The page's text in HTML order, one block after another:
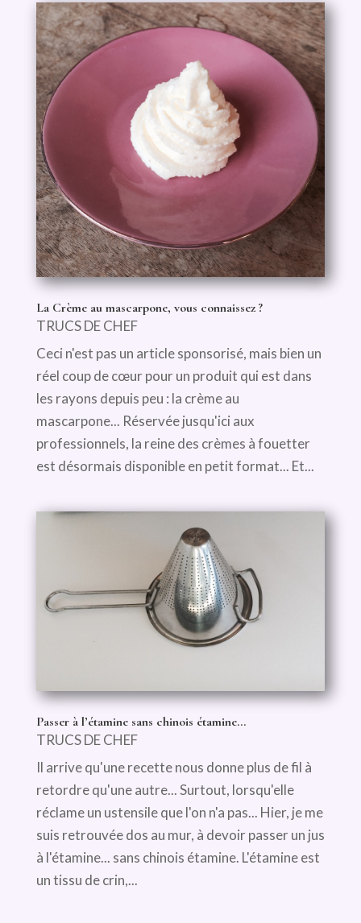
La Crème au mascarpone, vous connaissez ?
TRUCS DE CHEF
Ceci n'est pas un article sponsorisé, mais bien un
réel coup de cœur pour un produit qui est dans
les rayons depuis peu : la crème au
mascarpone... Réservée jusqu'ici aux
professionnels, la reine des crèmes à fouetter
est désormais disponible en petit format... Et...
Passer à l’étamine sans chinois étamine…
TRUCS DE CHEF
Il arrive qu'une recette nous donne plus de fil à
retordre qu'une autre... Surtout, lorsqu'elle
réclame un ustensile que l'on n'a pas... Hier, je me
suis retrouvée dos au mur, à devoir passer un jus
à l'étamine... sans chinois étamine. L'étamine est
un tissu de crin,...